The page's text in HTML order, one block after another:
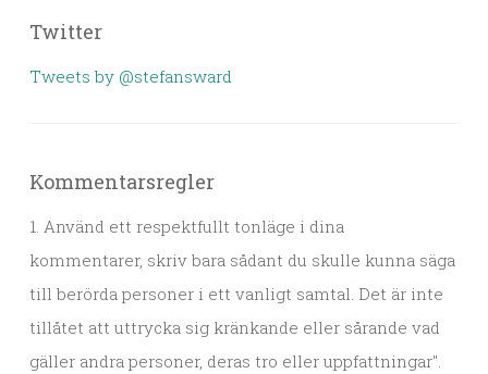
Twitter
Tweets by @stefansward
Kommentarsregler
1. Använd ett respektfullt tonläge i dina
kommentarer, skriv bara sådant du skulle kunna säga
till berörda personer i ett vanligt samtal. Det är inte
tillåtet att uttrycka sig kränkande eller sårande vad
gäller andra personer, deras tro eller uppfattningar".